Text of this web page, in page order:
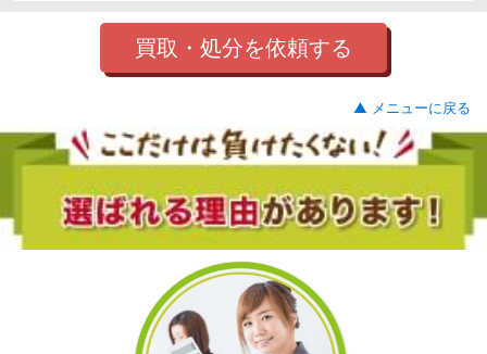
買取・処分を依頼する
▲ メニューに戻る